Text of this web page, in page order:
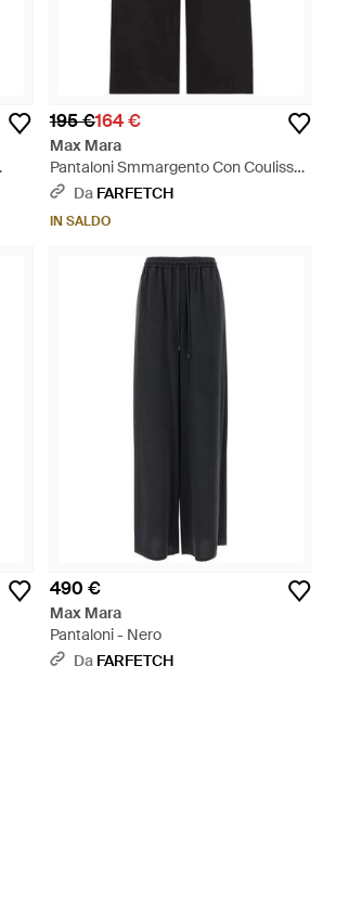
195 €164 €
Max Mara
Pantaloni Smmargento Con Coulisse -
NeroDa FARFETCH
IN SALDO
490 €
Max Mara
Pantaloni - Nero
Da FARFETCH